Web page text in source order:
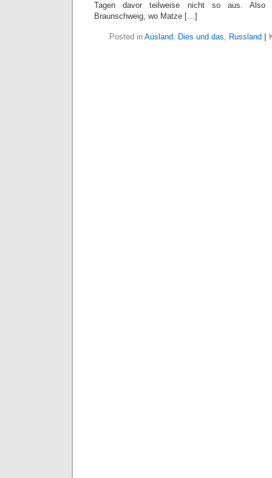
Tagen davor teilweise nicht so aus. Also
Braunschweig, wo Matze […]
Posted in Ausland, Dies und das, Russland